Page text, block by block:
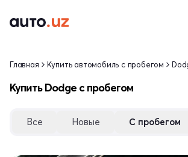
Главная Купить автомобиль с пробегом
Купить Dodge с пробегом
Все Новые С пробегом